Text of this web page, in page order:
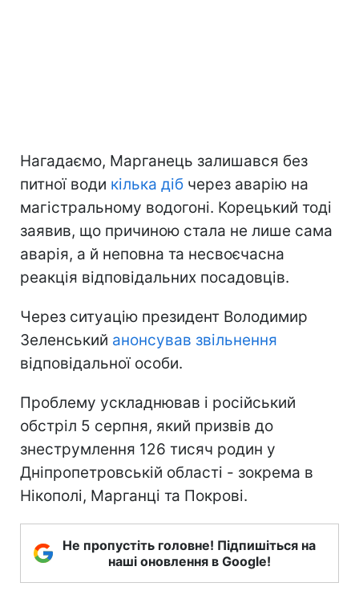
Нагадаємо, Марганець залишався без
питної води кілька діб через аварію на
магістральному водогоні. Корецький тоді
заявив, що причиною стала не лише сама
аварія, а й неповна та несвоєчасна
реакція відповідальних посадовців.
Через ситуацію президент Володимир
Зеленський анонсував звільнення
відповідальної особи.
Проблему ускладнював і російський
обстріл 5 серпня, який призвів до
знеструмлення 126 тисяч родин у
Дніпропетровській області - зокрема в
Нікополі, Марганці та Покрові.
Не пропустіть головне! Підпишіться на
наші оновлення в Google!